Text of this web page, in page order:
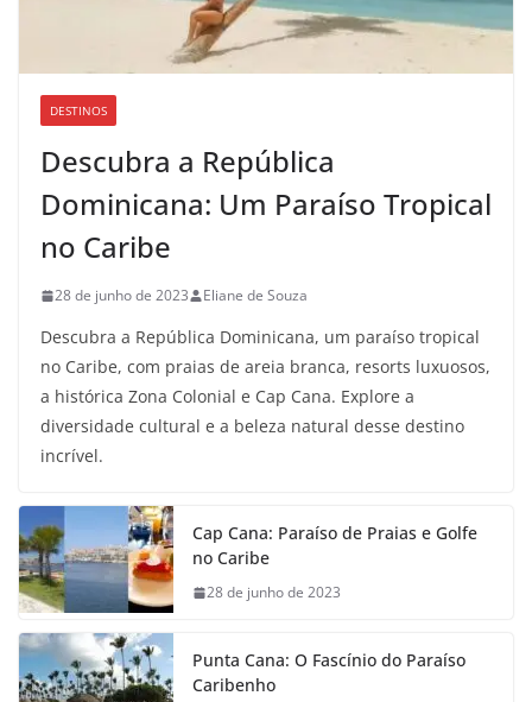
DESTINOS
Descubra a República
Dominicana: Um Paraíso Tropical
no Caribe
28 de junho de 2023 Eliane de Souza
Descubra a República Dominicana, um paraíso tropical
no Caribe, com praias de areia branca, resorts luxuosos,
a histórica Zona Colonial e Cap Cana. Explore a
diversidade cultural e a beleza natural desse destino
incrível.
Cap Cana: Paraíso de Praias e Golfe
no Caribe
28 de junho de 2023
Punta Cana: O Fascínio do Paraíso
Caribenho